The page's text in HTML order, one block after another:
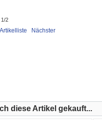
1/2
Nächster
diese Artikel gekauft...